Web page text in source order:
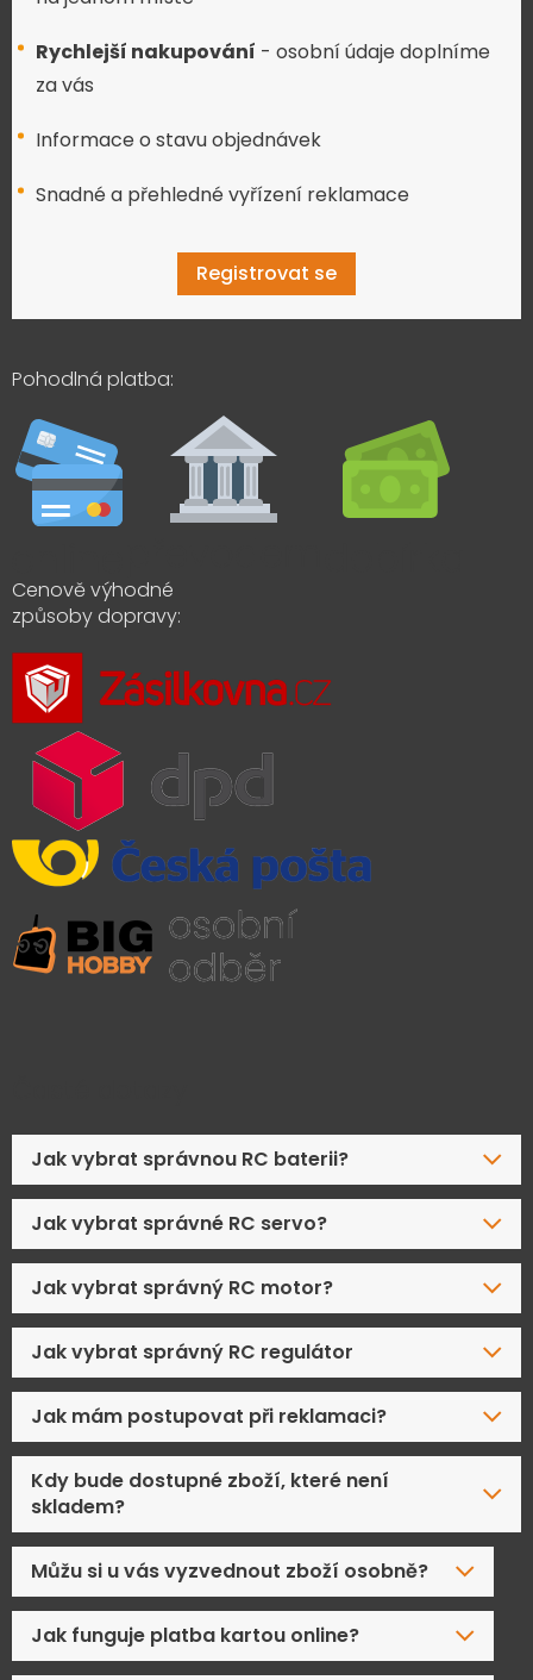
Rychlejší nakupování - osobní údaje doplníme
za vás
Informace o stavu objednávek
Snadné a přehledné vyřízení reklamace
Registrovat se
Pohodlná platba:
Cenově výhodné
způsoby dopravy:
Jak vybrat správnou RC baterii?
Jak vybrat správné RC servo?
Jak vybrat správný RC motor?
Jak vybrat správný RC regulátor
Jak mám postupovat při reklamaci?
Kdy bude dostupné zboží, které není
skladem?
Můžu si u vás vyzvednout zboží osobně?
Jak funguje platba kartou online?